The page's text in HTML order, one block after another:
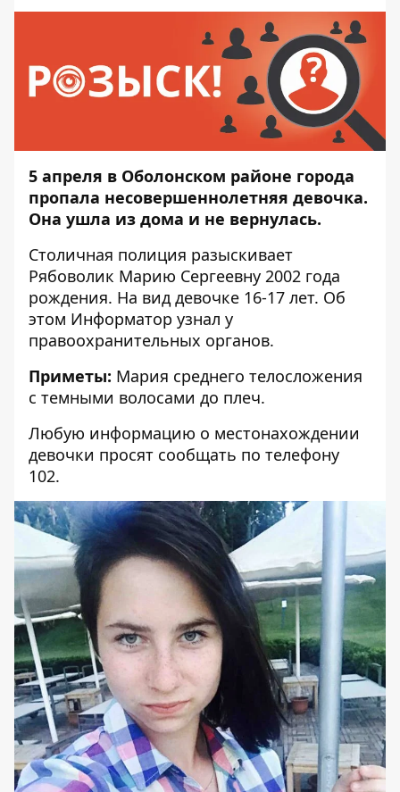
5 апреля в Оболонском районе города
пропала несовершеннолетняя девочка.
Она ушла из дома и не вернулась.
Столичная полиция разыскивает
Рябоволик Марию Сергеевну 2002 года
рождения. На вид девочке 16-17 лет. Об
этом Информатор узнал у
правоохранительных органов.
Приметы: Мария среднего телосложения
с темными волосами до плеч.
Любую информацию о местонахождении
девочки просят сообщать по телефону
102.